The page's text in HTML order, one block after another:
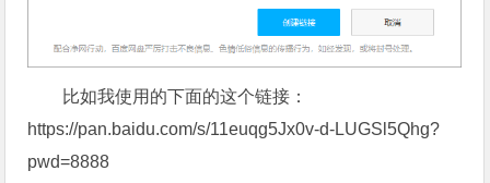
比如我使用的下面的这个链接：
https://pan.baidu.com/s/11euqg5Jx0v-d-LUGSl5Qhg?
pwd=8888